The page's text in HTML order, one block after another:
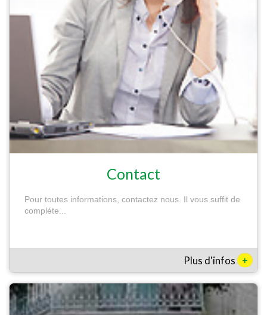
Contact
Pour toutes informations, contactez nous. Il vous suffit de
compléte...
Plus d'infos +